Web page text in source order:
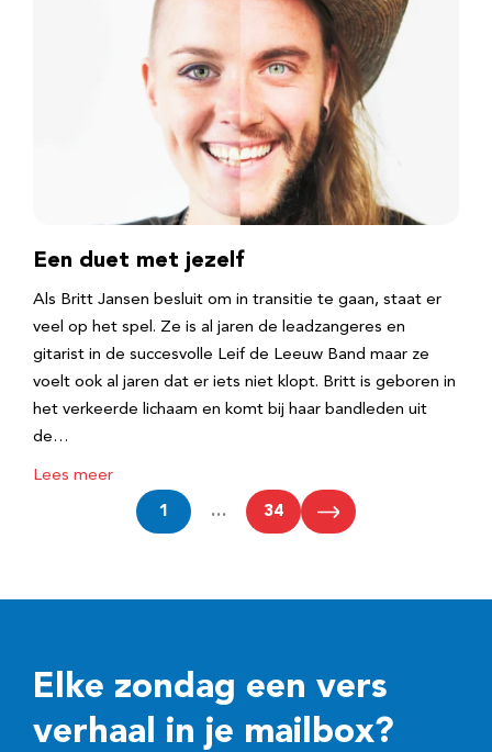
Een duet met jezelf
Als Britt Jansen besluit om in transitie te gaan, staat er
veel op het spel. Ze is al jaren de leadzangeres en
gitarist in de succesvolle Leif de Leeuw Band maar ze
voelt ook al jaren dat er iets niet klopt. Britt is geboren in
het verkeerde lichaam en komt bij haar bandleden uit
de…
Lees meer
1 … 34
Elke zondag een vers
verhaal in je mailbox?